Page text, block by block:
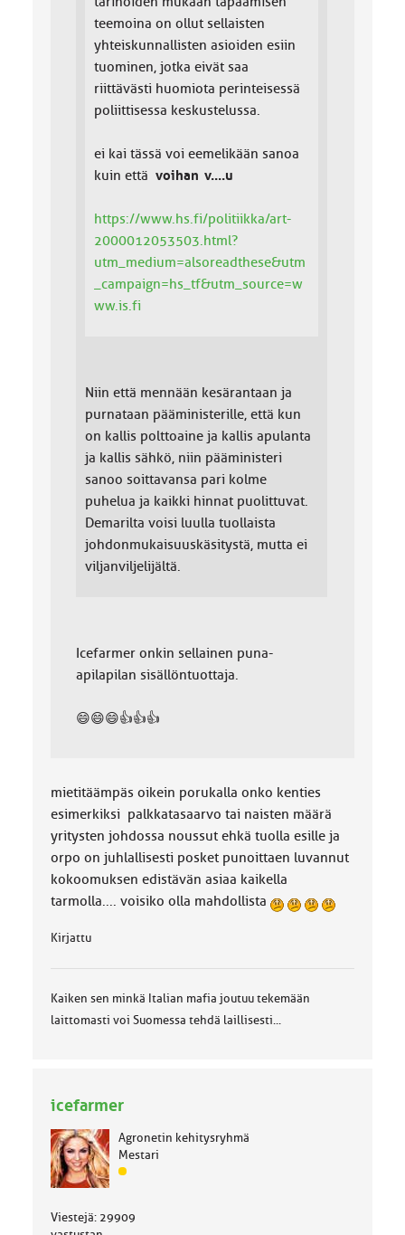
teemoina on ollut sellaisten
yhteiskunnallisten asioiden esiin
tuominen, jotka eivät saa
riittävästi huomiota perinteisessä
poliittisessa keskustelussa.
ei kai tässä voi eemelikään sanoa
kuin että voihan v....u
https://www.hs.fi/politiikka/art-
2000012053503.html?
utm_medium=alsoreadthese&utm
_campaign=hs_tf&utm_source=w
ww.is.fi
Niin että mennään kesärantaan ja
purnataan pääministerille, että kun
on kallis polttoaine ja kallis apulanta
ja kallis sähkö, niin pääministeri
sanoo soittavansa pari kolme
puhelua ja kaikki hinnat puolittuvat.
Demarilta voisi luulla tuollaista
johdonmukaisuuskäsitystä, mutta ei
viljanviljelijältä.
Icefarmer onkin sellainen puna-
apilapilan sisällöntuottaja.
😄😄😄👍👍👍
mietitäämpäs oikein porukalla onko kenties
esimerkiksi palkkatasaarvo tai naisten määrä
yritysten johdossa noussut ehkä tuolla esille ja
orpo on juhlallisesti posket punoittaen luvannut
kokoomuksen edistävän asiaa kaikella
tarmolla.... voisiko olla mahdollista
Kirjattu
Kaiken sen minkä Italian mafia joutuu tekemään
laittomasti voi Suomessa tehdä laillisesti...
icefarmer
Agronetin kehitysryhmä
Mestari
J
e
Viestejä: 29909